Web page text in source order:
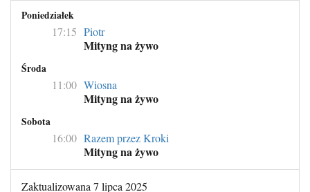
Poniedziałek
17:15 Piotr
Mityng na żywo
Środa
11:00 Wiosna
Mityng na żywo
Sobota
16:00 Razem przez Kroki
Mityng na żywo
Zaktualizowana 7 lipca 2025